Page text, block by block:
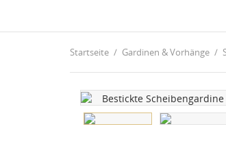
Startseite Gardinen & Vorhänge